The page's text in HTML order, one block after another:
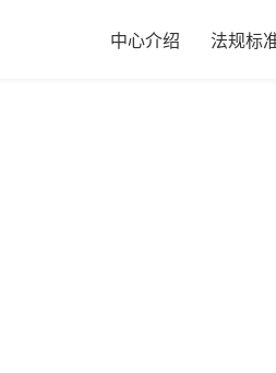
中心介绍 法规标